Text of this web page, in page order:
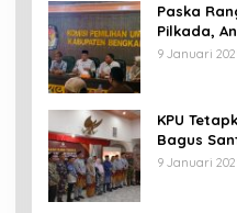
Paska
Pilkada,
9 Januari
KPU
Bagus
Pemenang
9 Januari